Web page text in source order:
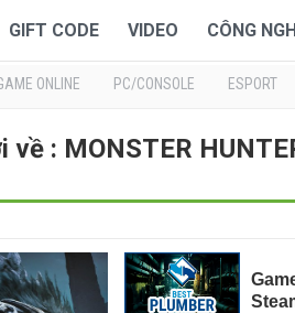
GIFT CODE VIDEO CÔNG
ONLINE PC/CONSOLE ESPORT
: MONSTER